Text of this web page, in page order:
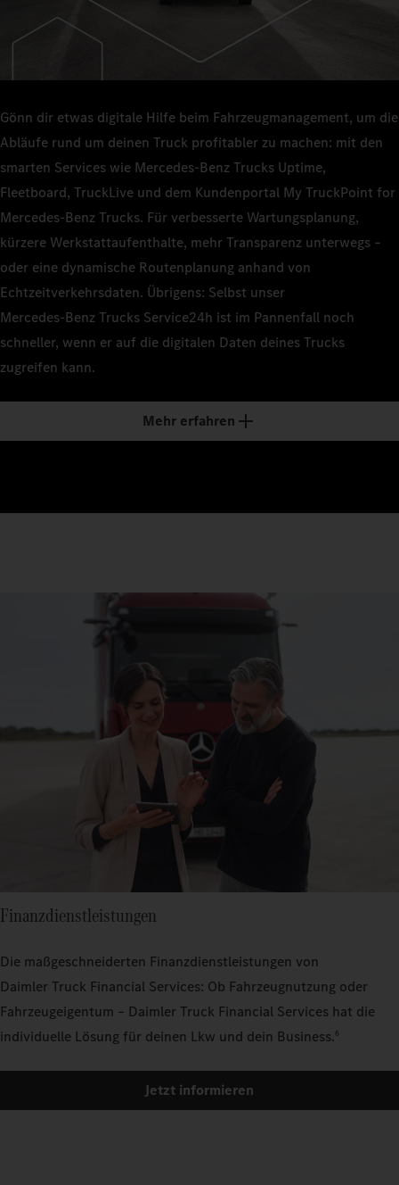
Gönn dir etwas digitale Hilfe beim Fahrzeugmanagement, um die
Abläufe rund um deinen Truck profitabler zu machen: mit den
smarten Services wie Mercedes‑Benz Trucks Uptime,
Fleetboard, TruckLive und dem Kundenportal My TruckPoint for
Mercedes‑Benz Trucks. Für verbesserte Wartungsplanung,
kürzere Werkstattaufenthalte, mehr Transparenz unterwegs –
oder eine dynamische Routenplanung anhand von
Echtzeitverkehrsdaten. Übrigens: Selbst unser
Mercedes‑Benz Trucks Service24h ist im Pannenfall noch
schneller, wenn er auf die digitalen Daten deines Trucks
zugreifen kann.
Mehr erfahren
Finanzdienstleistungen
Die maßgeschneiderten Finanzdienstleistungen von
Daimler Truck Financial Services: Ob Fahrzeugnutzung oder
Fahrzeugeigentum – Daimler Truck Financial Services hat die
individuelle Lösung für deinen Lkw und dein Business.6
Jetzt informieren